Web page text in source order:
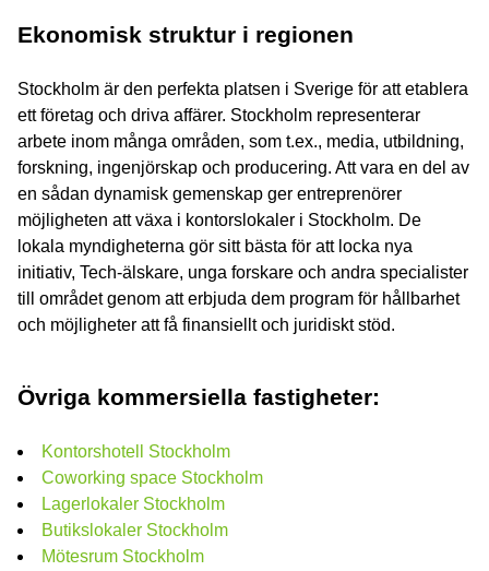
Ekonomisk struktur i regionen
Stockholm är den perfekta platsen i Sverige för att etablera
ett företag och driva affärer. Stockholm representerar
arbete inom många områden, som t.ex., media, utbildning,
forskning, ingenjörskap och producering. Att vara en del av
en sådan dynamisk gemenskap ger entreprenörer
möjligheten att växa i kontorslokaler i Stockholm. De
lokala myndigheterna gör sitt bästa för att locka nya
initiativ, Tech-älskare, unga forskare och andra specialister
till området genom att erbjuda dem program för hållbarhet
och möjligheter att få finansiellt och juridiskt stöd.
Övriga kommersiella fastigheter:
Kontorshotell Stockholm
Coworking space Stockholm
Lagerlokaler Stockholm
Butikslokaler Stockholm
Mötesrum Stockholm